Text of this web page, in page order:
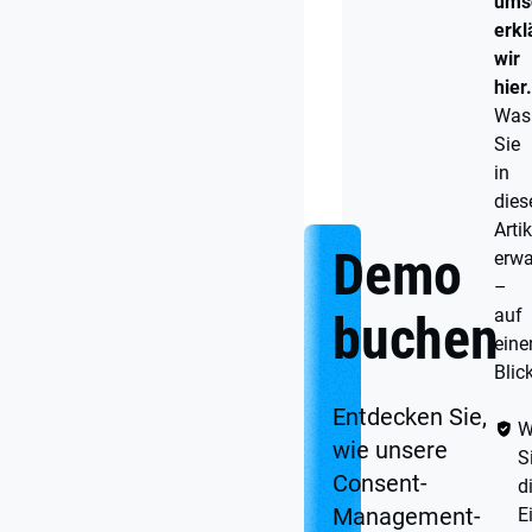
Demo
buchen
Entdecken Sie,
wie unsere
Consent-
Management-
wir
hier.
Was
Sie
in
–
auf